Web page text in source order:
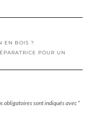
EN BOIS ?
POUR UN
obligatoires sont indiqués avec *